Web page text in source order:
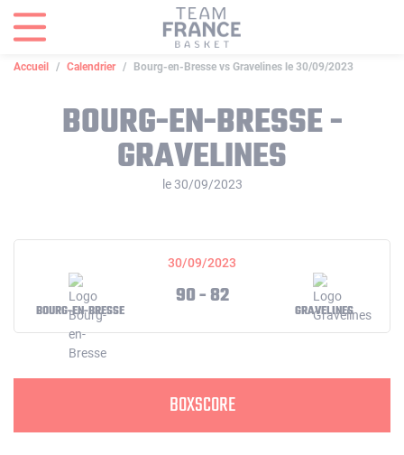
Accueil Calendrier Bourg-en-Bresse vs Gravelines le 30/09/2023
BOURG-EN-BRESSE -
GRAVELINES
le 30/09/2023
30/09/2023
BOURG-EN-BRESSE
90 - 82
GRAVELINES
BOXSCORE
Panneau de gestion des cookies